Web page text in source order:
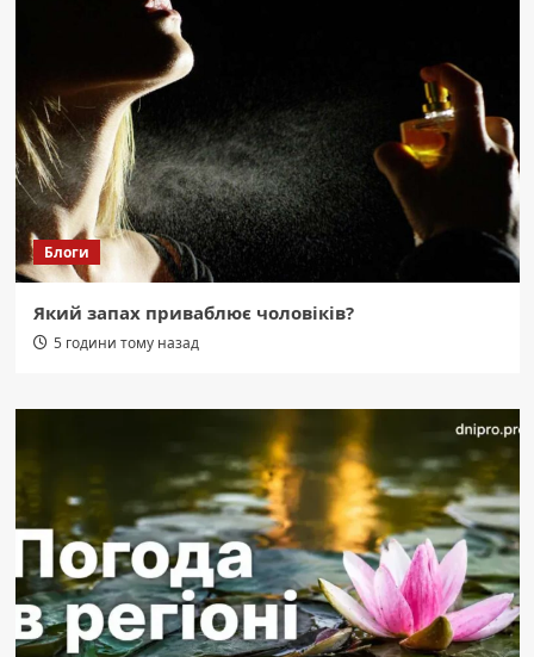
Блоги
Який запах приваблює чоловіків?
5 години тому назад